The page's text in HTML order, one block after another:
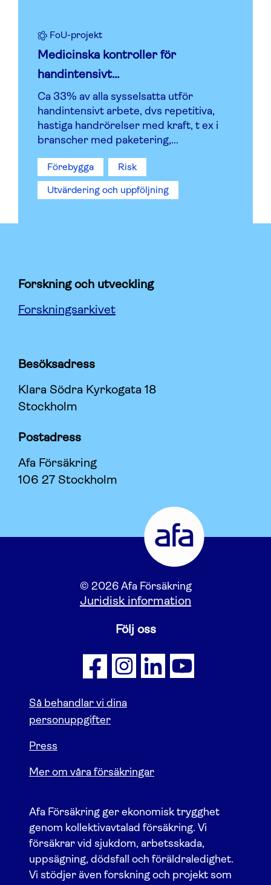
FoU-projekt
Medicinska kontroller för
handintensivt...
Ca 33% av alla sysselsatta utför
handintensivt arbete, dvs repetitiva,
hastiga handrörelser med kraft, t ex i
branscher med paketering,...
Förebygga
Risk
Utvärdering och uppföljning
Forskning och utveckling
Forskningsarkivet
Besöksadress
Klara Södra Kyrkogata 18
Stockholm
Postadress
Afa Försäkring
106 27 Stockholm
© 2026 Afa Försäkring
Juridisk information
Följ oss
Så behandlar vi dina
personuppgifter
Press
Mer om våra försäkringar
Afa Försäkring ger ekonomisk trygghet
genom kollektivavtalad försäkring. Vi
försäkrar vid sjukdom, arbetsskada,
uppsägning, dödsfall och föräldraledighet.
Vi stödjer även forskning och projekt som